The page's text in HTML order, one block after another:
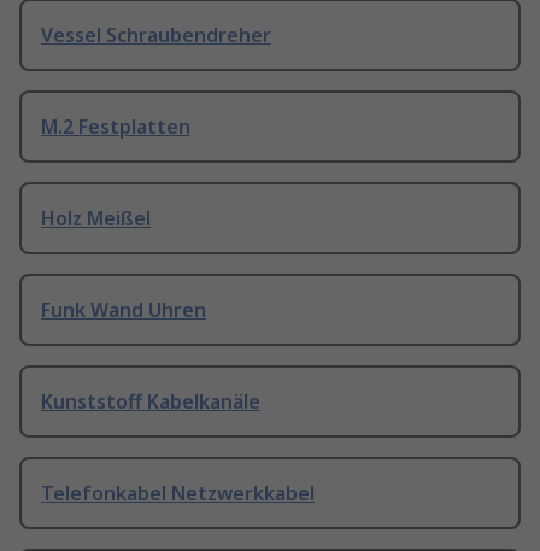
Vessel Schraubendreher
M.2 Festplatten
Holz Meißel
Funk Wand Uhren
Kunststoff Kabelkanäle
Telefonkabel Netzwerkkabel